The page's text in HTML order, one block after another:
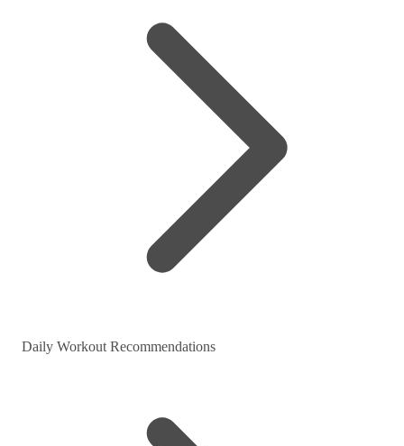
Daily Workout Recommendations